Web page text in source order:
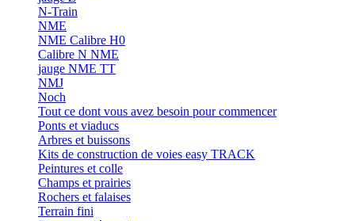
N-Train
NME
NME Calibre H0
Calibre N NME
jauge NME TT
NMJ
Noch
Tout ce dont vous avez besoin pour commencer
Ponts et viaducs
Arbres et buissons
Kits de construction de voies easy TRACK
Peintures et colle
Champs et prairies
Rochers et falaises
Terrain fini